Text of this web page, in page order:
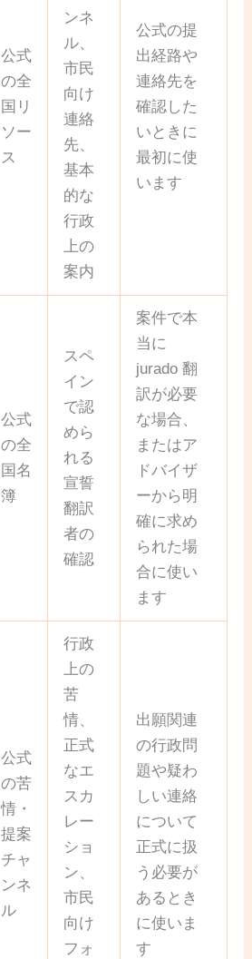
公式
の全
国リ
ソー
ス
ンネ
ル、
市民
向け
連絡
先、
基本
的な
行政
上の
案内
公式の提
出経路や
連絡先を
確認した
いときに
最初に使
います
公式
の全
国名
簿
スペ
イン
で認
めら
れる
宣誓
翻訳
者の
確認
案件で本
当に
jurado 翻
訳が必要
な場合、
またはア
ドバイザ
ーから明
確に求め
られた場
合に使い
ます
公式
の苦
情・
提案
チャ
ンネ
ル
行政
上の
苦
情、
正式
なエ
スカ
レー
ショ
ン、
市民
向け
フォ
出願関連
の行政問
題や疑わ
しい連絡
について
正式に扱
う必要が
あるとき
に使いま
す